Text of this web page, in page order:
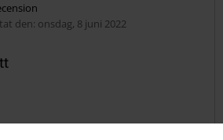
den: onsdag, 8 juni 2022